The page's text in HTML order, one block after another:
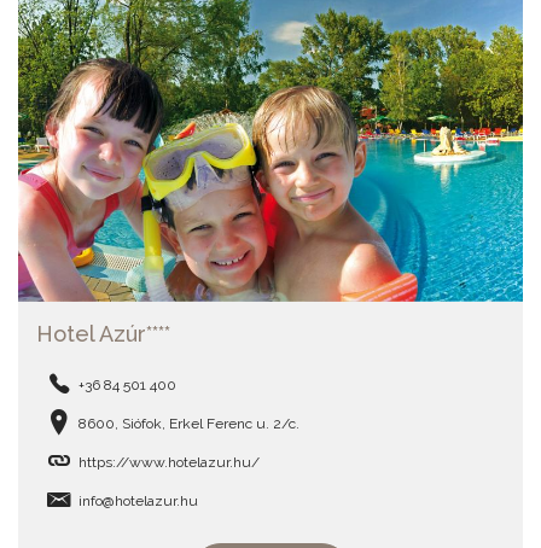
Hotel Azúr****
+36 84 501 400
8600, Siófok, Erkel Ferenc u. 2/c.
https://www.hotelazur.hu/
info@hotelazur.hu